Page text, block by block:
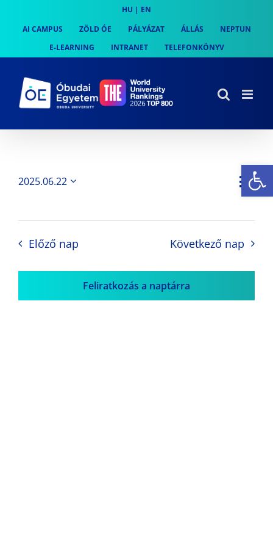
content
HU | EN
AI CAMPUS
ZÖLD ÓE PÁLYÁZAT ÁLLÁS
NEPTUN
E-LEARNING
INTRANET TELEFONKÖNYV
Nap
2025.06.22
Előző nap Következő nap
Feliratkozás a naptárra